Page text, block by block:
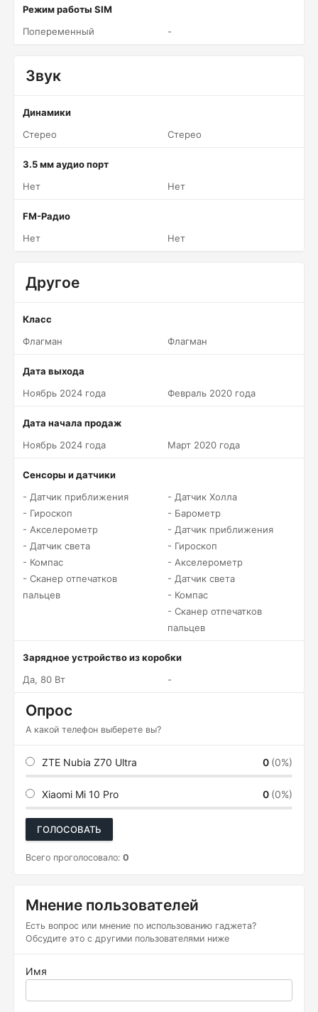
Режим работы SIM
Попеременный
-
Звук
Динамики
Стерео
Стерео
3.5 мм аудио порт
Нет
Нет
FM-Радио
Нет
Нет
Другое
Класс
Флагман
Флагман
Дата выхода
Ноябрь 2024 года
Февраль 2020 года
Дата начала продаж
Ноябрь 2024 года
Март 2020 года
Сенсоры и датчики
- Датчик приближения
- Гироскоп
- Акселерометр
- Датчик света
- Компас
- Сканер отпечатков
пальцев
- Датчик Холла
- Барометр
- Датчик приближения
- Гироскоп
- Акселерометр
- Датчик света
- Компас
- Сканер отпечатков
пальцев
Зарядное устройство из коробки
Да, 80 Вт
-
Опрос
А какой телефон выберете вы?
ZTE Nubia Z70 Ultra 0 (0%)
Xiaomi Mi 10 Pro 0 (0%)
ГОЛОСОВАТЬ
Всего проголосовало: 0
Мнение пользователей
Есть вопрос или мнение по использованию гаджета?
Обсудите это с другими пользователями ниже
Имя